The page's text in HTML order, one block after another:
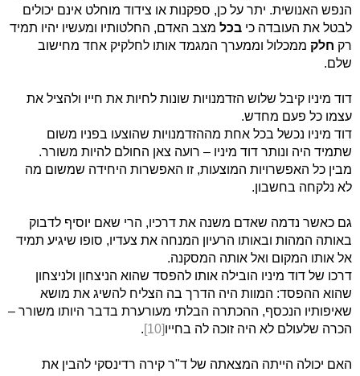
הנפש האנושית. יתר על כן, ספקנות או צידוד מוחלט אינם יכולים
לבטל את העובדה כי בכלמצב האדם, החלטותיו ומעשיו יהיו תמיד
רק חלקממכלול וממערך המגמד אותו לחלקיק אחד מחישוב
שלם.
דוד מיניו קיבל שלוש הזדמנויות שונות לחיות את חייו ולהציל את
עצמו כל פעם מחדש.
דוד מיניו נכשל בכל אחת מההזדמנויות שהוצעו בפניו משום
שתמיד היה ונותר דוד מיניו – רועה צאן החולם להיות משורר.
מבין כל האפשרויות המוצעות, זו האפשרות היחידה שמשום מה
לא נלקחה בחשבון.
גם כאשר נדמה שאדם משנה את דרכיו, הרי שאם יוסיף לדבוק
באותה המהות ובאותו הרעיון המנחה את צעדיו, סופו שיגיע תמיד
אל אותו המקום ואל אותה המסקנה.
דרכו של דוד מיניו הובילה אותו להפסד שהוא הניצחון ולניצחון
שהוא ההפסד: המוות היה הדרך בה הצליח להשיג את מושא
שאיפותיו הנכסף, ההכתרה הבלתי מעורערת בדבר היותו משורר –
הכרה שלעולם לא היה זוכה לה בחייו[10]
.
האם יכולה הייתה המצאתה של ד"ר קירה רדינסקי להבין את